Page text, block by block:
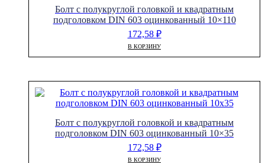
Болт с полукруглой головкой и квадратным
подголовком DIN 603 оцинкованный 10×110
172,58 ₽
В КОРЗИНУ
Болт с полукруглой головкой и квадратным
подголовком DIN 603 оцинкованный 10×35
172,58 ₽
В КОРЗИНУ